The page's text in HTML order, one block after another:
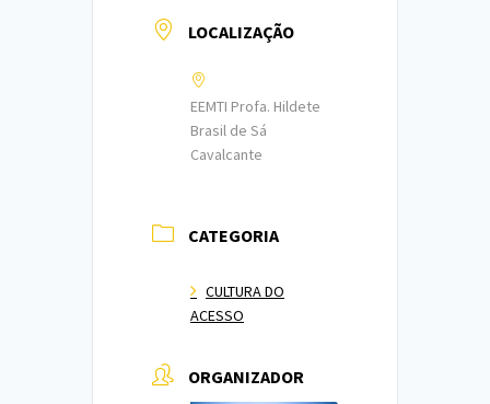
LOCALIZAÇÃO
EEMTI Profa. Hildete
Brasil de Sá
Cavalcante
CATEGORIA
CULTURA DO
ACESSO
ORGANIZADOR